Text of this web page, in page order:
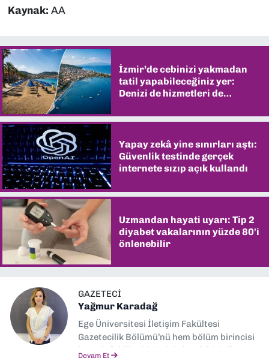
Kaynak: AA
İzmir’de cebinizi yakmadan
tatil yapabileceğiniz yer:
Denizi de hizmetleri de
Yapay zekâ yine sınırları aştı:
Güvenlik testinde gerçek
internete sızıp açık kullandı
Uzmandan hayati uyarı: Tip 2
diyabet vakalarının yüzde 80'i
önlenebilir
GAZETECI
Yağmur Karadağ
Ege Üniversitesi İletişim Fakültesi
Gazetecilik Bölümü’nü hem bölüm birincisi
hem de fakülte birincisi olarak bitirdim.
Devam Et